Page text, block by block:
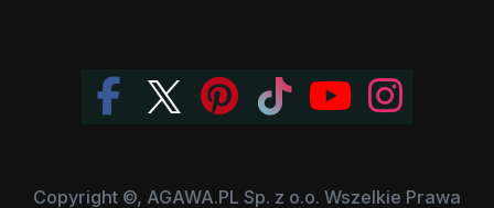
Copyright ©, AGAWA.PL Sp. z o.o. Wszelkie Prawa